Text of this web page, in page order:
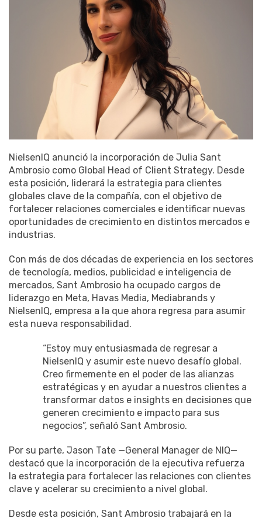
NielsenIQ anunció la incorporación de Julia Sant
Ambrosio como Global Head of Client Strategy. Desde
esta posición, liderará la estrategia para clientes
globales clave de la compañía, con el objetivo de
fortalecer relaciones comerciales e identificar nuevas
oportunidades de crecimiento en distintos mercados e
industrias.
Con más de dos décadas de experiencia en los sectores
de tecnología, medios, publicidad e inteligencia de
mercados, Sant Ambrosio ha ocupado cargos de
liderazgo en Meta, Havas Media, Mediabrands y
NielsenIQ, empresa a la que ahora regresa para asumir
esta nueva responsabilidad.
“Estoy muy entusiasmada de regresar a
NielsenIQ y asumir este nuevo desafío global.
Creo firmemente en el poder de las alianzas
estratégicas y en ayudar a nuestros clientes a
transformar datos e insights en decisiones que
generen crecimiento e impacto para sus
negocios”, señaló Sant Ambrosio.
Por su parte, Jason Tate —General Manager de NIQ—
destacó que la incorporación de la ejecutiva refuerza
la estrategia para fortalecer las relaciones con clientes
clave y acelerar su crecimiento a nivel global.
Desde esta posición, Sant Ambrosio trabajará en la